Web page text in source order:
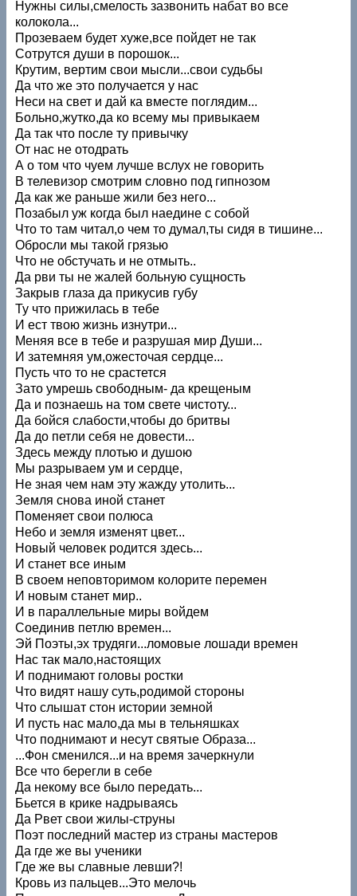
Нужны силы,смелость зазвонить набат во все
колокола...
Прозеваем будет хуже,все пойдет не так
Сотрутся души в порошок...
Крутим, вертим свои мысли...свои судьбы
Да что же это получается у нас
Неси на свет и дай ка вместе поглядим...
Больно,жутко,да ко всему мы привыкаем
Да так что после ту привычку
От нас не отодрать
А о том что чуем лучше вслух не говорить
В телевизор смотрим словно под гипнозом
Да как же раньше жили без него...
Позабыл уж когда был наедине с собой
Что то там читал,о чем то думал,ты сидя в тишине...
Обросли мы такой грязью
Что не обстучать и не отмыть..
Да рви ты не жалей больную сущность
Закрыв глаза да прикусив губу
Ту что прижилась в тебе
И ест твою жизнь изнутри...
Меняя все в тебе и разрушая мир Души...
И затемняя ум,ожесточая сердце...
Пусть что то не срастется
Зато умрешь свободным- да крещеным
Да и познаешь на том свете чистоту...
Да бойся слабости,чтобы до бритвы
Да до петли себя не довести...
Здесь между плотью и душою
Мы разрываем ум и сердце,
Не зная чем нам эту жажду утолить...
Земля снова иной станет
Поменяет свои полюса
Небо и земля изменят цвет...
Новый человек родится здесь...
И станет все иным
В своем неповторимом колорите перемен
И новым станет мир..
И в параллельные миры войдем
Соединив петлю времен...
Эй Поэты,эх трудяги...ломовые лошади времен
Нас так мало,настоящих
И поднимают головы ростки
Что видят нашу суть,родимой стороны
Что слышат стон истории земной
И пусть нас мало,да мы в тельняшках
Что поднимают и несут святые Образа...
...Фон сменился...и на время зачеркнули
Все что берегли в себе
Да некому все было передать...
Бьется в крике надрываясь
Да Рвет свои жилы-струны
Поэт последний мастер из страны мастеров
Да где же вы ученики
Где же вы славные левши?!
Кровь из пальцев...Это мелочь